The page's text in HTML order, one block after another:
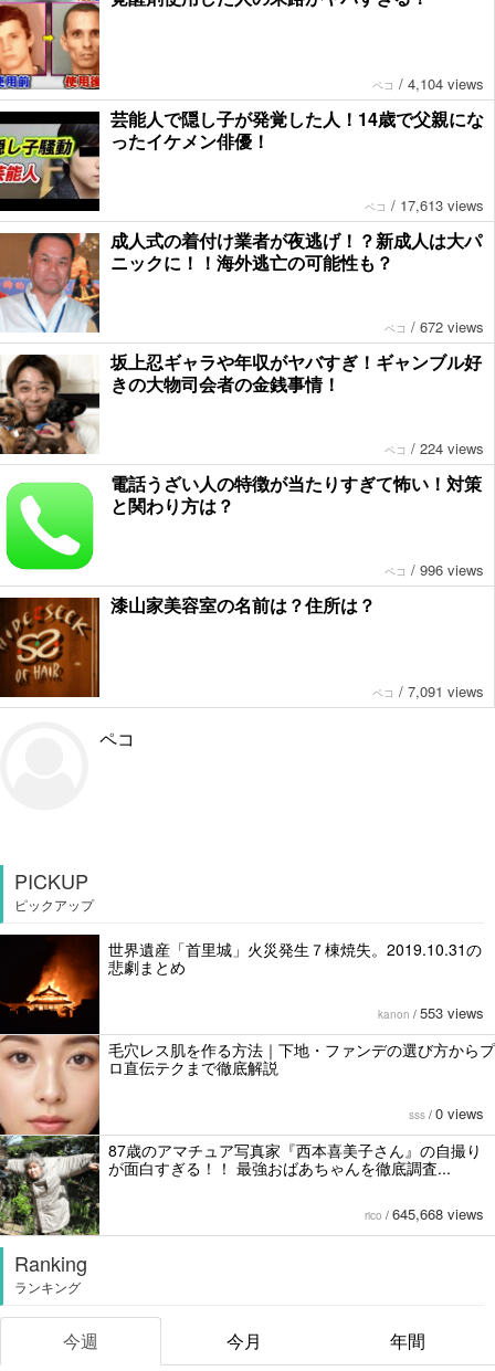
ペコ / 4,104 views
芸能人で隠し子が発覚した人！14歳で父親にな
ったイケメン俳優！
ペコ / 17,613 views
成人式の着付け業者が夜逃げ！？新成人は大パ
ニックに！！海外逃亡の可能性も？
ペコ / 672 views
坂上忍ギャラや年収がヤバすぎ！ギャンブル好
きの大物司会者の金銭事情！
ペコ / 224 views
電話うざい人の特徴が当たりすぎて怖い！対策
と関わり方は？
ペコ / 996 views
漆山家美容室の名前は？住所は？
ペコ / 7,091 views
ペコ
PICKUP
ピックアップ
世界遺産「首里城」火災発生７棟焼失。2019.10.31の
悲劇まとめ
kanon / 553 views
毛穴レス肌を作る方法｜下地・ファンデの選び方からプ
ロ直伝テクまで徹底解説
sss / 0 views
87歳のアマチュア写真家『西本喜美子さん』の自撮り
が面白すぎる！！ 最強おばあちゃんを徹底調査...
rico / 645,668 views
Ranking
ランキング
今週 今月 年間